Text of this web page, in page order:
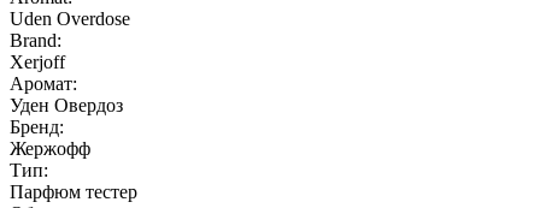
Uden Overdose
Brand:
Xerjoff
Аромат:
Уден Овердоз
Бренд:
Жержофф
Тип:
Парфюм тестер